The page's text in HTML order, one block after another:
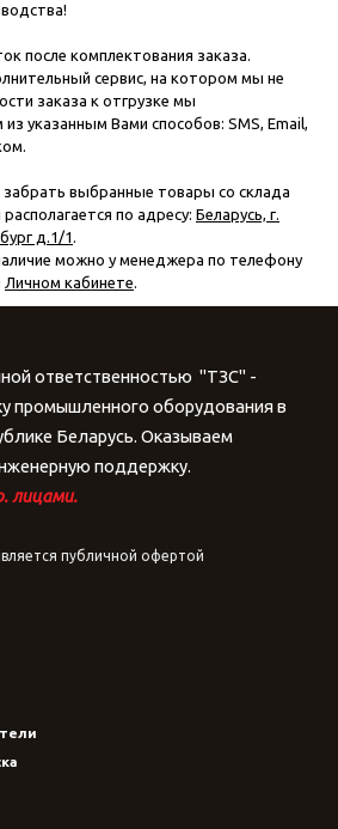
после комплектования заказа.
сервис, на котором мы не
заказа к отгрузке мы
указанным Вами способов: SMS, Email,
выбранные товары со склада
по адресу: Беларусь, г.
д.1/1 .
можно у менеджера по телефону
Личном кабинете.
ответственностью "ТЗС" -
промышленного оборудования в
Беларусь. Оказываем
поддержку.
лицами.
публичной офертой